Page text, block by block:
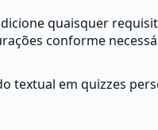
quaisquer
conforme
textual em quizzes